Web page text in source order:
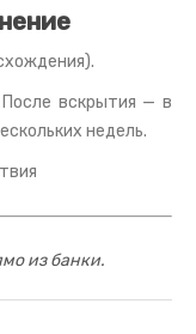
вскрытия — в
недель.
из банки.